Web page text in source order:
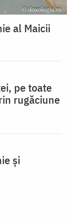
al Maicii
pe toate
rugăciune
și